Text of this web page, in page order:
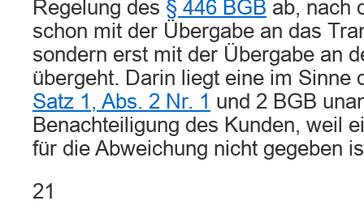
Regelung des § 446 BGB ab, nach
schon mit der Übergabe an das
sondern erst mit der Übergabe an
übergeht. Darin liegt eine im Sinne
Satz 1, Abs. 2 Nr. 1 und 2 BGB
Benachteiligung des Kunden, weil
für die Abweichung nicht gegeben
21